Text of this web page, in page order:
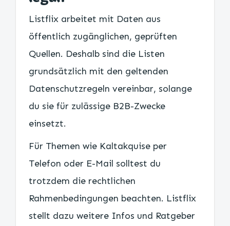
Listflix arbeitet mit Daten aus
öffentlich zugänglichen, geprüften
Quellen. Deshalb sind die Listen
grundsätzlich mit den geltenden
Datenschutzregeln vereinbar, solange
du sie für zulässige B2B-Zwecke
einsetzt.
Für Themen wie Kaltakquise per
Telefon oder E-Mail solltest du
trotzdem die rechtlichen
Rahmenbedingungen beachten. Listflix
stellt dazu weitere Infos und Ratgeber